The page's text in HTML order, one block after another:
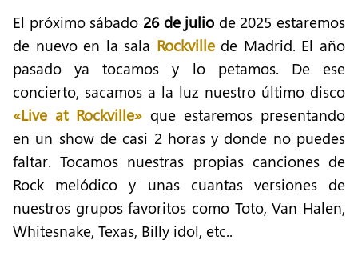
El próximo sábado 26 de julio de 2025 estaremos
de nuevo en la sala Rockvillede Madrid. El año
pasado ya tocamos y lo petamos. De ese
concierto, sacamos a la luz nuestro último disco
«Live at Rockville» que estaremos presentando
en un show de casi 2 horas y donde no puedes
faltar. Tocamos nuestras propias canciones de
Rock melódico y unas cuantas versiones de
nuestros grupos favoritos como Toto, Van Halen,
Whitesnake, Texas, Billy idol, etc..